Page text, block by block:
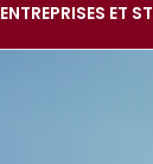
ENTREPRISES ET